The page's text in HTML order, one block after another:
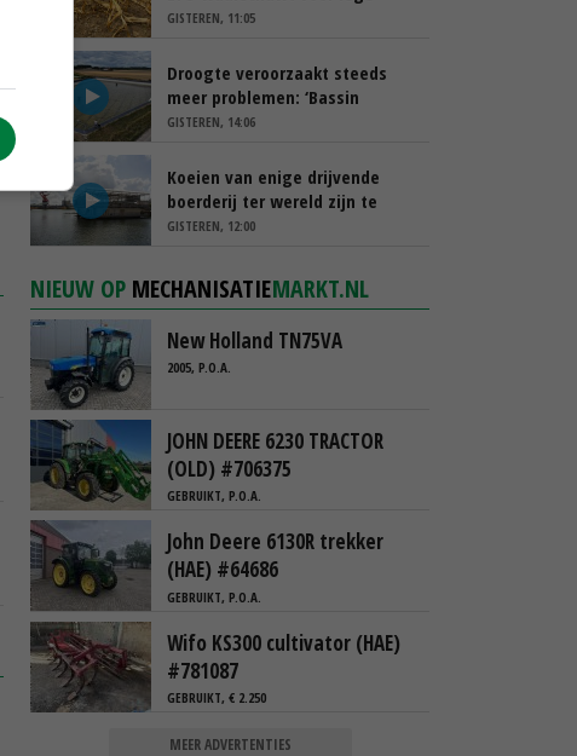
schappen
GISTEREN, 11:05
Droogte veroorzaakt steeds
meer problemen: ‘Bassin
afgelopen week al leeg’
GISTEREN, 14:06
Koeien van enige drijvende
boerderij ter wereld zijn te
koop
GISTEREN, 12:00
NIEUW OP MECHANISATIEMARKT.NL
New Holland TN75VA
2005, P.O.A.
JOHN DEERE 6230 TRACTOR
(OLD) #706375
GEBRUIKT, P.O.A.
John Deere 6130R trekker
(HAE) #64686
GEBRUIKT, P.O.A.
Wifo KS300 cultivator (HAE)
#781087
GEBRUIKT, € 2.250
MEER ADVERTENTIES